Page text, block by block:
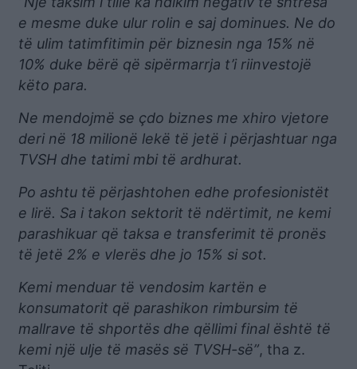
e mesme duke ulur rolin e saj dominues. Ne do
të ulim tatimfitimin për biznesin nga 15% në
10% duke bërë që sipërmarrja t’i riinvestojë
këto para.
Ne mendojmë se çdo biznes me xhiro vjetore
deri në 18 milionë lekë të jetë i përjashtuar nga
TVSH dhe tatimi mbi të ardhurat.
Po ashtu të përjashtohen edhe profesionistët
e lirë. Sa i takon sektorit të ndërtimit, ne kemi
parashikuar që taksa e transferimit të pronës
të jetë 2% e vlerës dhe jo 15% si sot.
Kemi menduar të vendosim kartën e
konsumatorit që parashikon rimbursim të
mallrave të shportës dhe qëllimi final është të
kemi një ulje të masës së TVSH-së”, tha z.